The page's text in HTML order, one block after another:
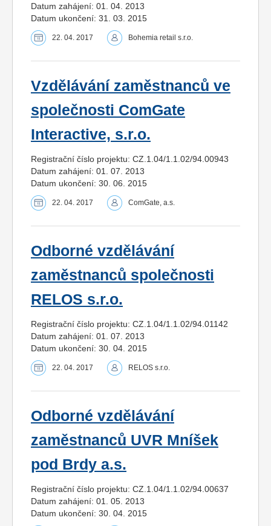
Datum zahájení: 01. 04. 2013
Datum ukončení: 31. 03. 2015
22. 04. 2017 Bohemia retail s.r.o.
Vzdělávání zaměstnanců ve
společnosti ComGate
Interactive, s.r.o.
Registrační číslo projektu: CZ.1.04/1.1.02/94.00943
Datum zahájení: 01. 07. 2013
Datum ukončení: 30. 06. 2015
22. 04. 2017 ComGate, a.s.
Odborné vzdělávání
zaměstnanců společnosti
RELOS s.r.o.
Registrační číslo projektu: CZ.1.04/1.1.02/94.01142
Datum zahájení: 01. 07. 2013
Datum ukončení: 30. 04. 2015
22. 04. 2017 RELOS s.r.o.
Odborné vzdělávání
zaměstnanců UVR Mníšek
pod Brdy a.s.
Registrační číslo projektu: CZ.1.04/1.1.02/94.00637
Datum zahájení: 01. 05. 2013
Datum ukončení: 30. 04. 2015